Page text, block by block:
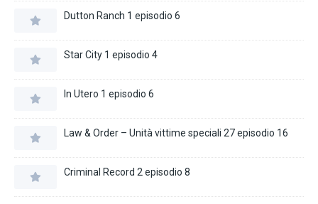
Dutton Ranch 1 episodio 6
Star City 1 episodio 4
In Utero 1 episodio 6
Law & Order – Unità vittime speciali 27 episodio 16
Criminal Record 2 episodio 8